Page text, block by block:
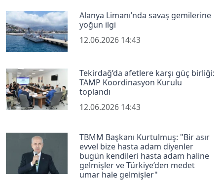
Alanya Limanı’nda savaş gemilerine
yoğun ilgi
12.06.2026 14:43
Tekirdağ’da afetlere karşı güç birliği:
TAMP Koordinasyon Kurulu
toplandı
12.06.2026 14:43
TBMM Başkanı Kurtulmuş: "Bir asır
evvel bize hasta adam diyenler
bugün kendileri hasta adam haline
gelmişler ve Türkiye’den medet
umar hale gelmişler"